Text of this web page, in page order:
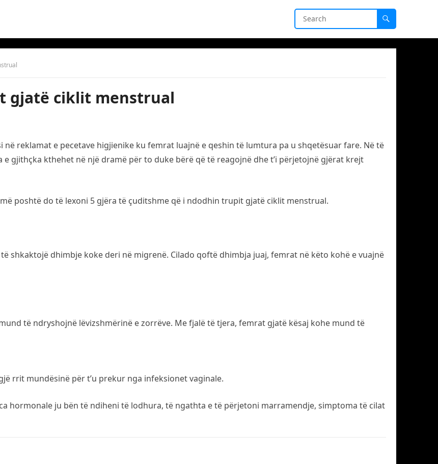
gjatë ciklit menstrual
reklamat e pecetave higjienike ku femrat luajnë e qeshin të lumtura pa u shqetësuar fare. Në të
gjithçka kthehet në një dramë për to duke bërë që të reagojnë dhe t’i përjetojnë gjërat krejt
poshtë do të lexoni 5 gjëra të çuditshme që i ndodhin trupit gjatë ciklit menstrual.
shkaktojë dhimbje koke deri në migrenë. Cilado qoftë dhimbja juaj, femrat në këto kohë e vuajnë
të ndryshojnë lëvizshmërinë e zorrëve. Me fjalë të tjera, femrat gjatë kësaj kohe mund të
rrit mundësinë për t’u prekur nga infeksionet vaginale.
hormonale ju bën të ndiheni të lodhura, të ngathta e të përjetoni marramendje, simptoma të cilat